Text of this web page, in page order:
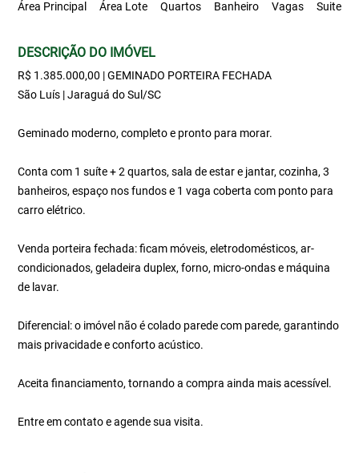
Área Principal
Área Lote
Quartos
Banheiro
Vagas
Suite
DESCRIÇÃO DO IMÓVEL
R$ 1.385.000,00 | GEMINADO PORTEIRA FECHADA
São Luís | Jaraguá do Sul/SC
Geminado moderno, completo e pronto para morar.
Conta com 1 suíte + 2 quartos, sala de estar e jantar, cozinha, 3
banheiros, espaço nos fundos e 1 vaga coberta com ponto para
carro elétrico.
Venda porteira fechada: ficam móveis, eletrodomésticos, ar-
condicionados, geladeira duplex, forno, micro-ondas e máquina
de lavar.
Diferencial: o imóvel não é colado parede com parede, garantindo
mais privacidade e conforto acústico.
Aceita financiamento, tornando a compra ainda mais acessível.
Entre em contato e agende sua visita.